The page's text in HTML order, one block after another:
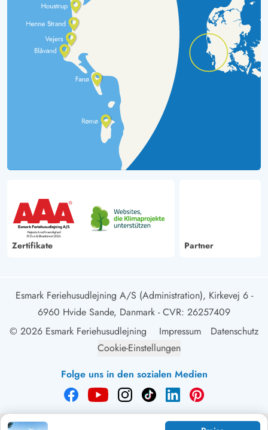
Zertifikate Partner
Esmark Feriehusudlejning A/S (Administration), Kirkevej 6 -
6960 Hvide Sande, Danmark - CVR: 26257409
© 2026 Esmark Feriehusudlejning
Impressum
Datenschutz
Cookie-Einstellungen
Folge uns in den sozialen Medien